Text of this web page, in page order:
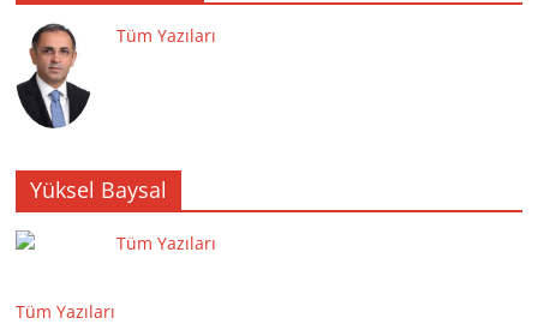
Tüm Yazıları
Yüksel Baysal
Tüm Yazıları
Tüm Yazıları